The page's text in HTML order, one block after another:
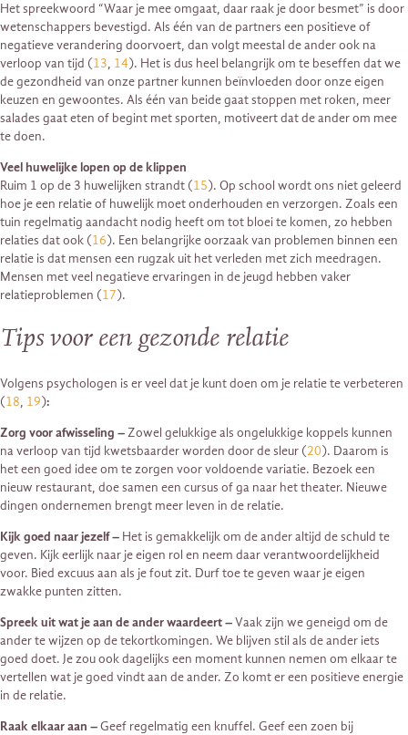
Het spreekwoord “Waar je mee omgaat, daar raak je door besmet” is door
wetenschappers bevestigd. Als één van de partners een positieve of
negatieve verandering doorvoert, dan volgt meestal de ander ook na
verloop van tijd (13, 14). Het is dus heel belangrijk om te beseffen dat we
de gezondheid van onze partner kunnen beïnvloeden door onze eigen
keuzen en gewoontes. Als één van beide gaat stoppen met roken, meer
salades gaat eten of begint met sporten, motiveert dat de ander om mee
te doen.
Veel huwelijke lopen op de klippen
Ruim 1 op de 3 huwelijken strandt (15). Op school wordt ons niet geleerd
hoe je een relatie of huwelijk moet onderhouden en verzorgen. Zoals een
tuin regelmatig aandacht nodig heeft om tot bloei te komen, zo hebben
relaties dat ook (16). Een belangrijke oorzaak van problemen binnen een
relatie is dat mensen een rugzak uit het verleden met zich meedragen.
Mensen met veel negatieve ervaringen in de jeugd hebben vaker
relatieproblemen (17).
Tips voor een gezonde relatie
Volgens psychologen is er veel dat je kunt doen om je relatie te verbeteren
(18, 19):
Zorg voor afwisseling –Zowel gelukkige als ongelukkige koppels kunnen
na verloop van tijd kwetsbaarder worden door de sleur (20). Daarom is
het een goed idee om te zorgen voor voldoende variatie. Bezoek een
nieuw restaurant, doe samen een cursus of ga naar het theater. Nieuwe
dingen ondernemen brengt meer leven in de relatie.
Kijk goed naar jezelf – Het is gemakkelijk om de ander altijd de schuld te
geven. Kijk eerlijk naar je eigen rol en neem daar verantwoordelijkheid
voor. Bied excuus aan als je fout zit. Durf toe te geven waar je eigen
zwakke punten zitten.
Spreek uit wat je aan de ander waardeert –Vaak zijn we geneigd om de
ander te wijzen op de tekortkomingen. We blijven stil als de ander iets
goed doet. Je zou ook dagelijks een moment kunnen nemen om elkaar te
vertellen wat je goed vindt aan de ander. Zo komt er een positieve energie
in de relatie.
Raak elkaar aan –Geef regelmatig een knuffel. Geef een zoen bij